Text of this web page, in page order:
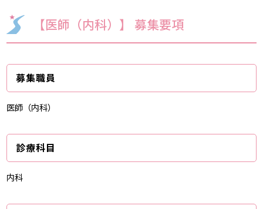
【医師（内科）】 募集要項
募集職員
医師（内科）
診療科目
内科